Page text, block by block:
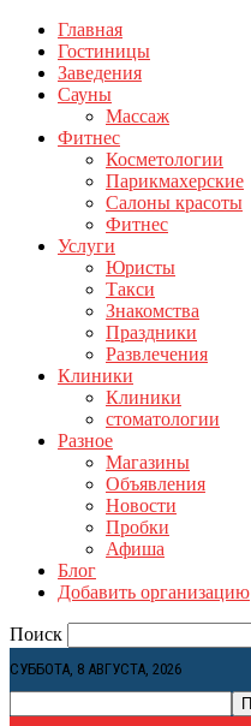
Главная
Гостиницы
Заведения
Сауны
Массаж
Фитнес
Косметологии
Парикмахерские
Салоны красоты
Фитнес
Услуги
Юристы
Такси
Знакомства
Праздники
Развлечения
Клиники
Клиники
стоматологии
Разное
Магазины
Объявления
Новости
Пробки
Афиша
Блог
Добавить организацию
Поиск
СУББОТА, 8 АВГУСТА, 2026